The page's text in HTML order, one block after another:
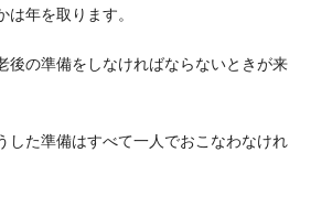
は年を取ります。
後の準備をしなければならないときが来
した準備はすべて一人でおこなわなけれ